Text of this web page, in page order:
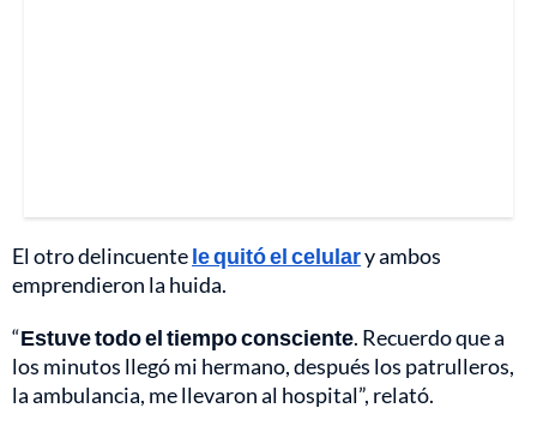
El otro delincuentele quitó el celulary ambos
emprendieron la huida.
“Estuve todo el tiempo consciente. Recuerdo que a
los minutos llegó mi hermano, después los patrulleros,
la ambulancia, me llevaron al hospital”, relató.